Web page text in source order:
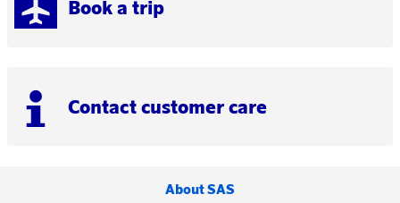
Book a trip
Contact customer care
About SAS